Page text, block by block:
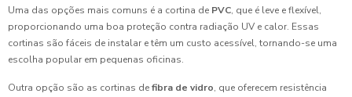
Uma das opções mais comuns é a cortina de PVC, que é leve e flexível,
proporcionando uma boa proteção contra radiação UV e calor. Essas
cortinas são fáceis de instalar e têm um custo acessível, tornando-se uma
escolha popular em pequenas oficinas.
Outra opção são as cortinas defibra de vidro, que oferecem resistência